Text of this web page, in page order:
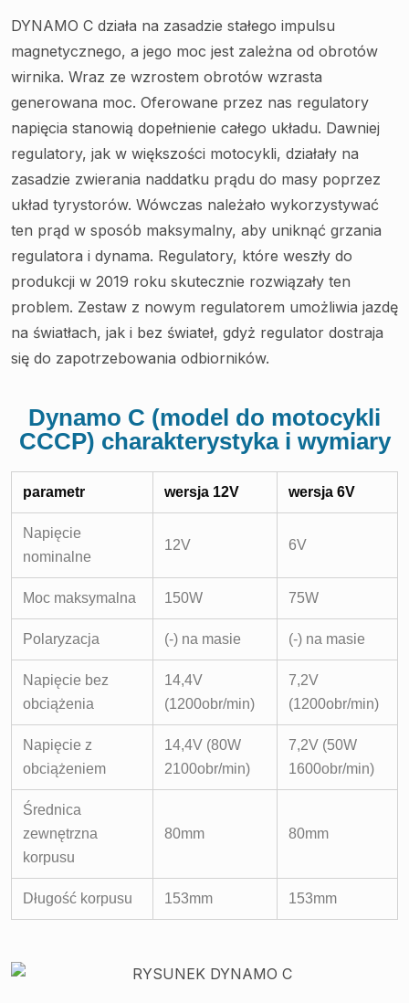
DYNAMO C działa na zasadzie stałego impulsu
magnetycznego, a jego moc jest zależna od obrotów
wirnika. Wraz ze wzrostem obrotów wzrasta
generowana moc. Oferowane przez nas regulatory
napięcia stanowią dopełnienie całego układu. Dawniej
regulatory, jak w większości motocykli, działały na
zasadzie zwierania naddatku prądu do masy poprzez
układ tyrystorów. Wówczas należało wykorzystywać
ten prąd w sposób maksymalny, aby uniknąć grzania
regulatora i dynama. Regulatory, które weszły do
produkcji w 2019 roku skutecznie rozwiązały ten
problem. Zestaw z nowym regulatorem umożliwia jazdę
na światłach, jak i bez świateł, gdyż regulator dostraja
się do zapotrzebowania odbiorników.
Dynamo C (model do motocykli
CCCP) charakterystyka i wymiary
parametr wersja 12V wersja 6V
Napięcie
nominalne
12V 6V
Moc maksymalna 150W 75W
Polaryzacja (-) na masie (-) na masie
Napięcie bez
obciążenia
14,4V
(1200obr/min)
7,2V
(1200obr/min)
Napięcie z
obciążeniem
14,4V (80W
2100obr/min)
7,2V (50W
1600obr/min)
Średnica
zewnętrzna
korpusu
80mm 80mm
Długość korpusu 153mm 153mm